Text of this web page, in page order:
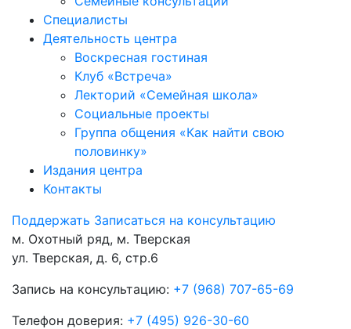
Специалисты
Деятельность центра
Воскресная гостиная
Клуб «Встреча»
Лекторий «Семейная школа»
Социальные проекты
Группа общения «Как найти свою
половинку»
Издания центра
Контакты
Поддержать Записаться на консультацию
м. Охотный ряд, м. Тверская
ул. Тверская, д. 6, стр.6
Запись на консультацию: +7 (968) 707-65-69
Телефон доверия: +7 (495) 926-30-60